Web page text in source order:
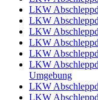
LKW
LKW
LKW
LKW
LKW
LKW
Umgebung
LKW
LKW